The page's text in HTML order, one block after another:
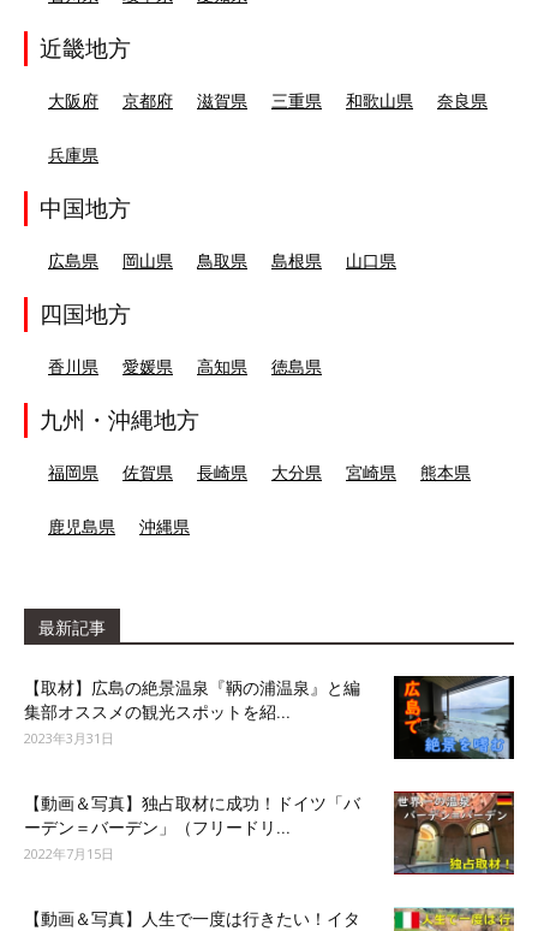
近畿地方
大阪府 京都府 滋賀県 三重県 和歌山県 奈良県
兵庫県
中国地方
広島県 岡山県 鳥取県 島根県 山口県
四国地方
香川県 愛媛県 高知県 徳島県
九州・沖縄地方
福岡県 佐賀県 長崎県 大分県 宮崎県 熊本県
鹿児島県 沖縄県
最新記事
【取材】広島の絶景温泉『鞆の浦温泉』と編
集部オススメの観光スポットを紹...
2023年3月31日
【動画＆写真】独占取材に成功！ドイツ「バ
ーデン＝バーデン」（フリードリ...
2022年7月15日
【動画＆写真】人生で一度は行きたい！イタ